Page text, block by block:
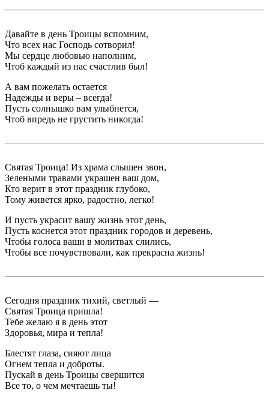
Давайте в день Троицы вспомним,
Что всех нас Господь сотворил!
Мы сердце любовью наполним,
Чтоб каждый из нас счастлив был!
А вам пожелать остается
Надежды и веры – всегда!
Пусть солнышко вам улыбнется,
Чтоб впредь не грустить никогда!
Святая Троица! Из храма слышен звон,
Зелеными травами украшен ваш дом,
Кто верит в этот праздник глубоко,
Тому живется ярко, радостно, легко!
И пусть украсит вашу жизнь этот день,
Пусть коснется этот праздник городов и деревень,
Чтобы голоса ваши в молитвах слились,
Чтобы все почувствовали, как прекрасна жизнь!
Сегодня праздник тихий, светлый —
Святая Троица пришла!
Тебе желаю я в день этот
Здоровья, мира и тепла!
Блестят глаза, сияют лица
Огнем тепла и доброты.
Пускай в день Троицы свершится
Все то, о чем мечтаешь ты!